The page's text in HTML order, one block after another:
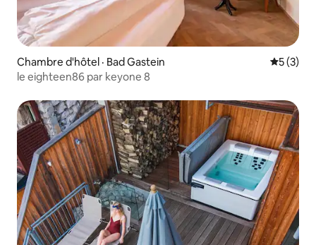
Chambre d'hôtel · Bad Gastein Note
5 (3)
le eighteen86 par keyone 8